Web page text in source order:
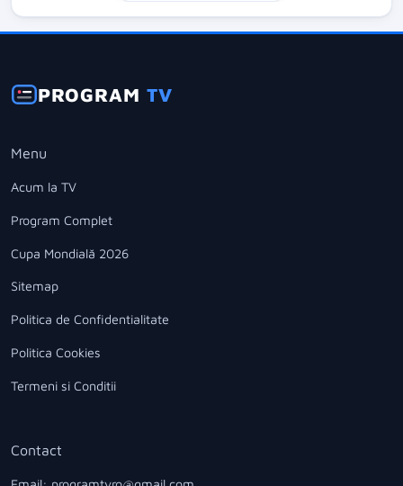
PROGRAMTV
Menu
Acum la TV
Program Complet
Cupa Mondială 2026
Sitemap
Politica de Confidentialitate
Politica Cookies
Termeni si Conditii
Contact